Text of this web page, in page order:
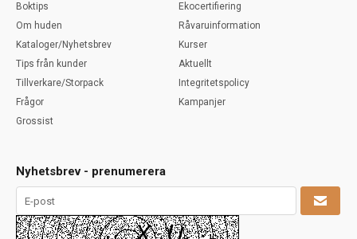
Boktips
Om huden
Kataloger/Nyhetsbrev
Tips från kunder
Tillverkare/Storpack
Frågor
Grossist
Ekocertifiering
Råvaruinformation
Kurser
Aktuellt
Integritetspolicy
Kampanjer
Nyhetsbrev - prenumerera